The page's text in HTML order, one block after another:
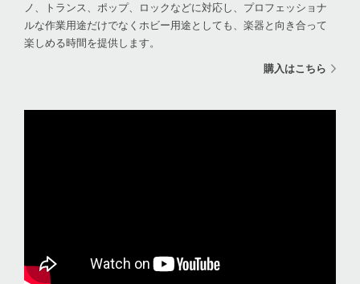
ノ、トランス、ポップ、ロックなどに対応し、プロフェッショナ
ルな作業用途だけでなくホビー用途としても、楽器と向き合って
楽しめる時間を提供します。
購入はこちら